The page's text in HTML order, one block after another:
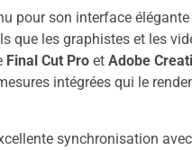
pour son interface
que les graphistes et les
Final Cut Pro et Adobe
intégrées qui le
synchronisation